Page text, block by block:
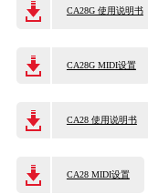
CA28G 使用说明书
CA28G MIDI设置
CA28 使用说明书
CA28 MIDI设置